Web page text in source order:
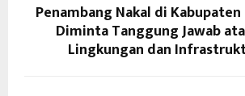
Penambang Nakal di
Diminta Tanggung Jawab
Lingkungan dan